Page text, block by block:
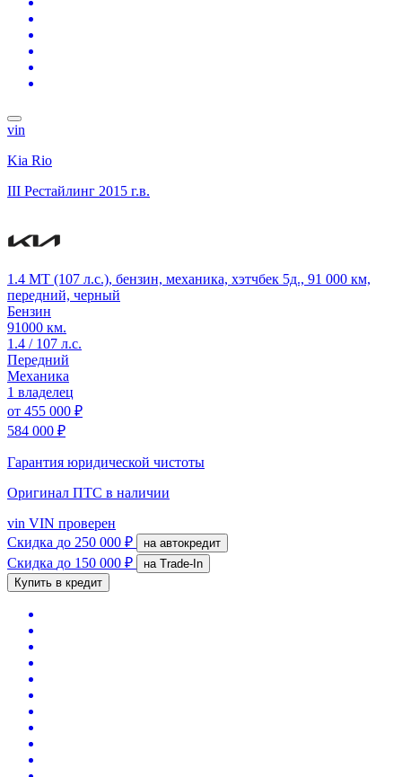
vin
Kia Rio
III Рестайлинг 2015 г.в.
1.4 MT (107 л.с.), бензин, механика, хэтчбек 5д., 91 000 км,
передний, черный
Бензин
91000 км.
1.4 / 107 л.с.
Передний
Механика
1 владелец
от 455 000 ₽
584 000 ₽
Гарантия юридической чистоты
Оригинал ПТС в наличии
vin VIN проверен
Скидка до 250 000 ₽ на автокредит
Скидка до 150 000 ₽
на Trade-In
Купить в кредит